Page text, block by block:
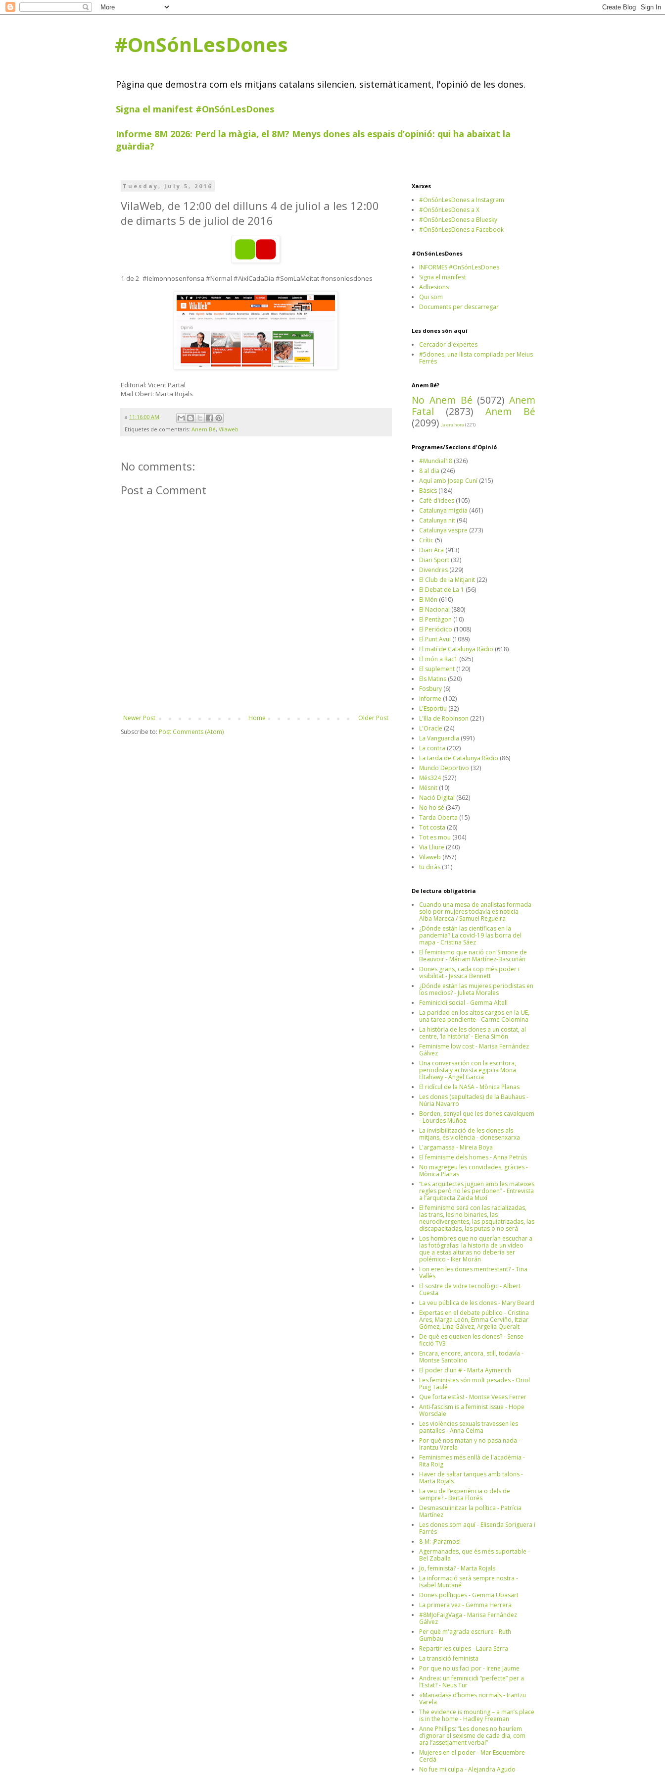
#OnSónLesDones
Pàgina que demostra com els mitjans catalans silencien, sistemàticament, l'opinió de les dones.
Signa el manifest #OnSónLesDones
Informe 8M 2026: Perd la màgia, el 8M? Menys dones als espais d’opinió: qui ha abaixat la
guàrdia?
Tuesday, July 5, 2016
VilaWeb, de 12:00 del dilluns 4 de juliol a les 12:00
de dimarts 5 de juliol de 2016
1 de 2 #Ielmonnosenfonsa #Normal #AixíCadaDia #SomLaMeitat #onsonlesdones
Editorial: Vicent Partal
Mail Obert: Marta Rojals
a 11:16:00 AM
Etiquetes de comentaris: Anem Bé, Vilaweb
No comments:
Post a Comment
Newer Post Older Post
Home
Subscribe to: Post Comments (Atom)
Xarxes
#OnSónLesDones a Instagram
#OnSónLesDones a X
#OnSónLesDones a Bluesky
#OnSónLesDones a Facebook
#OnSónLesDones
INFORMES #OnSónLesDones
Signa el manifest
Adhesions
Qui som
Documents per descarregar
Les dones són aquí
Cercador d'expertes
#5dones, una llista compilada per Meius
Ferrés
Anem Bé?
No Anem Bé (5072) Anem
Fatal
(2873)
Anem Bé
(2099) Ja era hora (221)
Programes/Seccions d'Opinió
#Mundial18 (326)
8 al dia (246)
Aquí amb Josep Cuní (215)
Bàsics (184)
Cafè d'idees (105)
Catalunya migdia (461)
Catalunya nit (94)
Catalunya vespre (273)
Crític (5)
Diari Ara (913)
Diari Sport (32)
Divendres (229)
El Club de la Mitjanit (22)
El Debat de La 1 (56)
El Món (610)
El Nacional (880)
El Pentàgon (10)
El Periódico (1008)
El Punt Avui (1089)
El matí de Catalunya Ràdio (618)
El món a Rac1 (625)
El suplement (120)
Els Matins (520)
Fosbury (6)
Informe (102)
L'Esportiu (32)
L'Illa de Robinson (221)
L'Oracle (24)
La Vanguardia (991)
La contra (202)
La tarda de Catalunya Ràdio (86)
Mundo Deportivo (32)
Més324 (527)
Mésnit (10)
Nació Digital (862)
No ho sé (347)
Tarda Oberta (15)
Tot costa (26)
Tot es mou (304)
Via Lliure (240)
Vilaweb (857)
tu diràs (31)
De lectura obligatòria
Cuando una mesa de analistas formada
solo por mujeres todavía es noticia -
Alba Mareca / Samuel Regueira
¿Dónde están las científicas en la
pandemia? La covid-19 las borra del
mapa - Cristina Sáez
El feminismo que nació con Simone de
Beauvoir - Máriam Martínez-Bascuñán
Dones grans, cada cop més poder i
visibilitat - Jessica Bennett
¿Dónde están las mujeres periodistas en
los medios? - Julieta Morales
Feminicidi social - Gemma Altell
La paridad en los altos cargos en la UE,
una tarea pendiente - Carme Colomina
La història de les dones a un costat, al
centre, ‘la història’ - Elena Simón
Feminisme low cost - Marisa Fernández
Gálvez
Una conversación con la escritora,
periodista y activista egipcia Mona
Eltahawy - Àngel Garcia
El ridícul de la NASA - Mònica Planas
Les dones (sepultades) de la Bauhaus -
Núria Navarro
Borden, senyal que les dones cavalquem
- Lourdes Muñoz
La invisibilització de les dones als
mitjans, és violència - donesenxarxa
L'argamassa - Mireia Boya
El feminisme dels homes - Anna Petrús
No magregeu les convidades, gràcies -
Mònica Planas
“Les arquitectes juguen amb les mateixes
regles però no les perdonen” - Entrevista
a l’arquitecta Zaida Muxí
El feminismo será con las racializadas,
las trans, les no binaries, las
neurodivergentes, las psquiatrizadas, las
discapacitadas, las putas o no será
Los hombres que no querían escuchar a
las fotógrafas: la historia de un vídeo
que a estas alturas no debería ser
polémico - Iker Morán
I on eren les dones mentrestant? - Tina
Vallès
El sostre de vidre tecnològic - Albert
Cuesta
La veu pública de les dones - Mary Beard
Expertas en el debate público - Cristina
Ares, Marga León, Emma Cerviño, Itziar
Gómez, Lina Gálvez, Argelia Queralt
De què es queixen les dones? - Sense
ficció TV3
Encara, encore, ancora, still, todavía -
Montse Santolino
El poder d'un # - Marta Aymerich
Les feministes són molt pesades - Oriol
Puig Taulé
Que forta estàs! - Montse Veses Ferrer
Anti-fascism is a feminist issue - Hope
Worsdale
Les violències sexuals travessen les
pantalles - Anna Celma
Por qué nos matan y no pasa nada -
Irantzu Varela
Feminismes més enllà de l'acadèmia -
Rita Roig
Haver de saltar tanques amb talons -
Marta Rojals
La veu de l’experiència o dels de
sempre? - Berta Florés
Desmasculinitzar la política - Patrícia
Martínez
Les dones som aquí - Elisenda Soriguera i
Farrés
8-M: ¡Paramos!
Agermanades, que és més suportable -
Bel Zaballa
Jo, feminista? - Marta Rojals
La informació serà sempre nostra -
Isabel Muntané
Dones polítiques - Gemma Ubasart
La primera vez - Gemma Herrera
#8MJoFaigVaga - Marisa Fernández
Gálvez
Per què m'agrada escriure - Ruth
Gumbau
Repartir les culpes - Laura Serra
La transició feminista
Por que no us faci por - Irene Jaume
Andrea: un feminicidi “perfecte” per a
l’Estat? - Neus Tur
«Manadas» d’homes normals - Irantzu
Varela
The evidence is mounting – a man’s place
is in the home - Hadley Freeman
Anne Phillips: “Les dones no hauríem
d’ignorar el sexisme de cada dia, com
ara l’assetjament verbal”
Mujeres en el poder - Mar Esquembre
Cerdá
No fue mi culpa - Alejandra Agudo